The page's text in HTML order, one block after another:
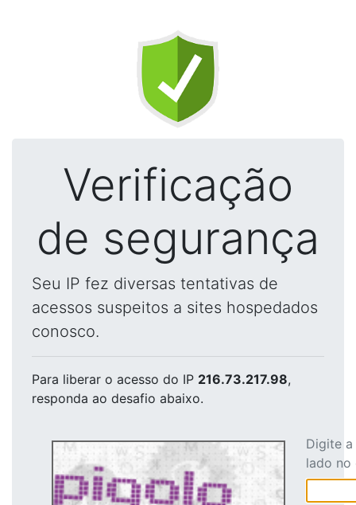
Verificação
de segurança
Seu IP fez diversas tentativas de
acessos suspeitos a sites hospedados
conosco.
Para liberar o acesso do IP 216.73.217.98,
responda ao desafio abaixo.
Digite
lado no